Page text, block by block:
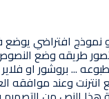
نموذج افتراضي يوضع
طريقه وضع
... بروشور او
انترنت وعند موافقه